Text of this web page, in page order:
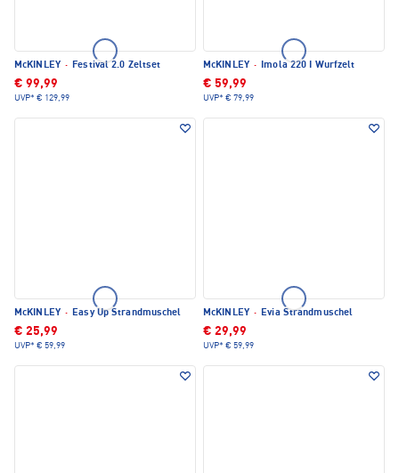
McKINLEY · Festival 2.0 Zeltset
€ 99,99
UVP* € 129,99
McKINLEY · Imola 220 I Wurfzelt
€ 59,99
UVP* € 79,99
McKINLEY · Easy Up Strandmuschel
€ 25,99
UVP* € 59,99
McKINLEY · Evia Strandmuschel
€ 29,99
UVP* € 59,99